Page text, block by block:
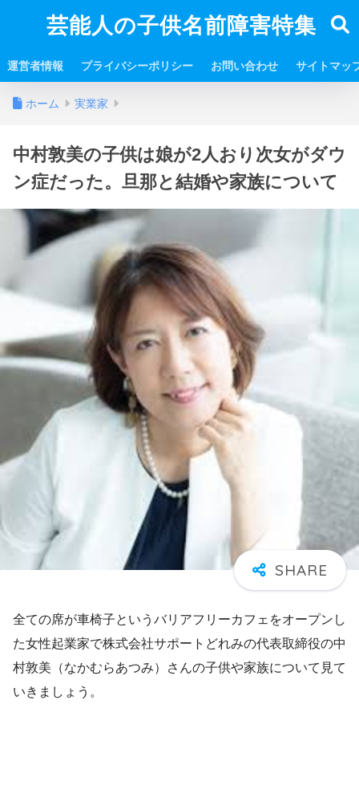
芸能人の子供名前障害特集
運営者情報 プライバシーポリシー お問い合わせ サイトマッ
ホーム 実業家
中村敦美の子供は娘が2人おり次女がダウ
ン症だった。旦那と結婚や家族について
全ての席が車椅子というバリアフリーカフェをオープンし
た女性起業家で株式会社サポートどれみの代表取締役の中
村敦美（なかむらあつみ）さんの子供や家族について見て
いきましょう。